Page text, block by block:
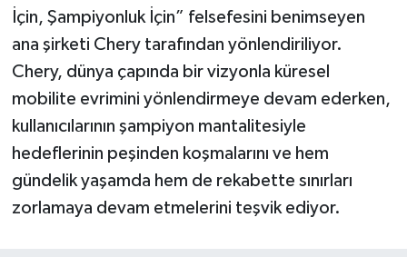
İçin, Şampiyonluk İçin” felsefesini benimseyen
ana şirketi Chery tarafından yönlendiriliyor.
Chery, dünya çapında bir vizyonla küresel
mobilite evrimini yönlendirmeye devam ederken,
kullanıcılarının şampiyon mantalitesiyle
hedeflerinin peşinden koşmalarını ve hem
gündelik yaşamda hem de rekabette sınırları
zorlamaya devam etmelerini teşvik ediyor.